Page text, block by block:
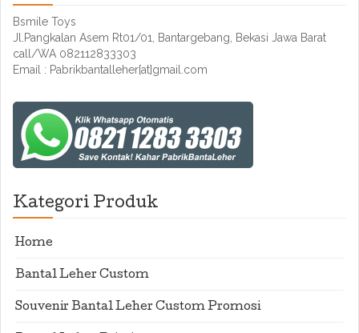
Bsmile Toys
Jl.Pangkalan Asem Rt01/01, Bantargebang, Bekasi Jawa Barat
call/WA 082112833303
Email : Pabrikbantalleher[at]gmail.com
Kategori Produk
Home
Bantal Leher Custom
Souvenir Bantal Leher Custom Promosi